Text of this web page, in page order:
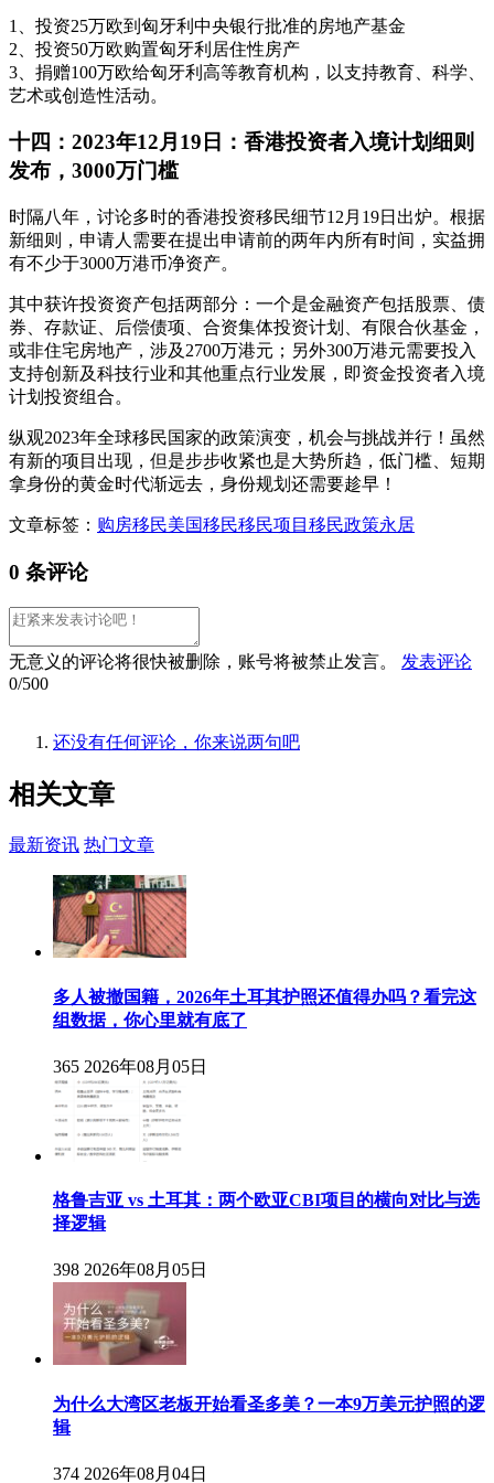
1、投资25万欧到匈牙利中央银行批准的房地产基金
2、投资50万欧购置匈牙利居住性房产
3、捐赠100万欧给匈牙利高等教育机构，以支持教育、科学、
艺术或创造性活动。
十四：2023年12月19日：香港投资者入境计划细则
发布，3000万门槛
时隔八年，讨论多时的香港投资移民细节12月19日出炉。根据
新细则，申请人需要在提出申请前的两年内所有时间，实益拥
有不少于3000万港币净资产。
其中获许投资资产包括两部分：一个是金融资产包括股票、债
券、存款证、后偿债项、合资集体投资计划、有限合伙基金，
或非住宅房地产，涉及2700万港元；另外300万港元需要投入
支持创新及科技行业和其他重点行业发展，即资金投资者入境
计划投资组合。
纵观2023年全球移民国家的政策演变，机会与挑战并行！虽然
有新的项目出现，但是步步收紧也是大势所趋，低门槛、短期
拿身份的黄金时代渐远去，身份规划还需要趁早！
文章标签： 购房移民美国移民移民项目 移民政策永居
0 条评论
无意义的评论将很快被删除，账号将被禁止发言。
发表评论
0/500
还没有任何评论，你来说两句吧
相关文章
最新资讯 热门文章
多人被撤国籍，2026年土耳其护照还值得办吗？看完这
组数据，你心里就有底了
365 2026年08月05日
格鲁吉亚 vs 土耳其：两个欧亚CBI项目的横向对比与选
择逻辑
398 2026年08月05日
为什么大湾区老板开始看圣多美？一本9万美元护照的逻
辑
374 2026年08月04日